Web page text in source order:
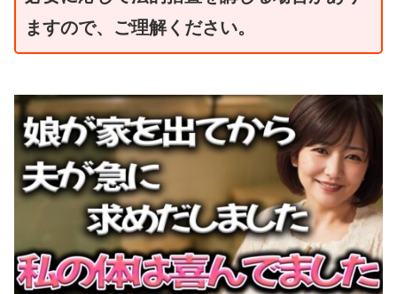
ますので、ご理解ください。